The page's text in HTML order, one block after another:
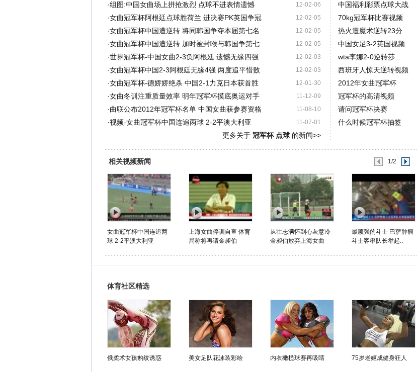
12-02-06
·组图:中国女曲场上拼抢激烈 点球不进表情遗憾
12-02-05
·女曲冠军杯阿根廷点球胜荷兰 进决赛PK英国争冠
12-02-05
·女曲冠军杯中国遭逆转 将同韩国争夺本届第七名
12-02-05
·女曲冠军杯中国遭逆转 加时被封喉与韩国争第七
12-02-03
·世界冠军杯-中国女曲2-3负阿根廷 遗憾无缘四强
12-02-03
·女曲冠军杯中国2-3阿根廷无缘4强 两度追平惜败
12-01-30
·女曲冠军杯-德娇娇绝杀 中国2-1力克日本获首胜
11-12-09
·女曲冬训注重质量效率 明年冠军杯摸底奥运对手
11-08-10
·曲联公布2012年冠军杯名单 中国女曲获参赛资格
11-07-01
·视频-女曲冠军杯中国连追两球 2-2平澳大利亚
更多关于 冠军杯 点球的新闻>>
中国福利彩票点球大战
70kg冠军杯比赛视频
热火遭魔术逆转23分
中国女足3-2英国视频
wta李娜2-0逆转莎...
西班牙人惊天逆转视频
2012年女曲冠军杯
冠军杯的高清视频
请问冠军杯决赛
什么时候冠军杯抽签
相关视频新闻 1/2
女曲冠军杯中国连追两
球 2-2平澳大利亚
上海女曲停训自查 体育
局称将再请金昶伯
从壮志满怀到心灰意冷
金昶伯放弃上海女曲
最顽强的斗士 巴萨肿瘤
斗士客串队长举起..
体育社区精选
俄柔术女孩豹纹诱惑 美女足队花泳装彩绘 内衣橄榄球赛再吸睛 75岁老妪成健身狂人